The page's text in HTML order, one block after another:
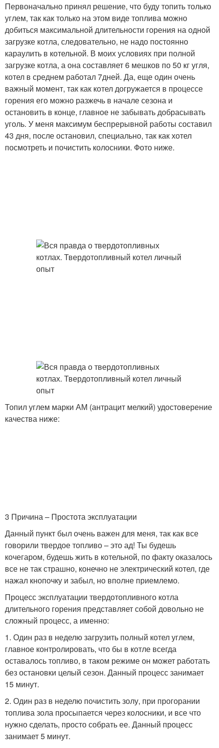
Первоначально принял решение, что буду топить только
углем, так как только на этом виде топлива можно
добиться максимальной длительности горения на одной
загрузке котла, следовательно, не надо постоянно
караулить в котельной. В моих условиях при полной
загрузке котла, а она составляет 6 мешков по 50 кг угля,
котел в среднем работал 7дней. Да, еще один очень
важный момент, так как котел догружается в процессе
горения его можно разжечь в начале сезона и
остановить в конце, главное не забывать добрасывать
уголь. У меня максимум беспрерывной работы составил
43 дня, после остановил, специально, так как хотел
посмотреть и почистить колосники. Фото ниже.
Топил углем марки АМ (антрацит мелкий) удостоверение
качества ниже:
3 Причина – Простота эксплуатации
Данный пункт был очень важен для меня, так как все
говорили твердое топливо – это ад! Ты будешь
кочегаром, будешь жить в котельной, по факту оказалось
все не так страшно, конечно не электрический котел, где
нажал кнопочку и забыл, но вполне приемлемо.
Процесс эксплуатации твердотопливного котла
длительного горения представляет собой довольно не
сложный процесс, а именно:
1. Один раз в неделю загрузить полный котел углем,
главное контролировать, что бы в котле всегда
оставалось топливо, в таком режиме он может работать
без остановки целый сезон. Данный процесс занимает
15 минут.
2. Один раз в неделю почистить золу, при прогорании
топлива зола просыпается через колосники, и все что
нужно сделать, просто собрать ее. Данный процесс
занимает 5 минут.